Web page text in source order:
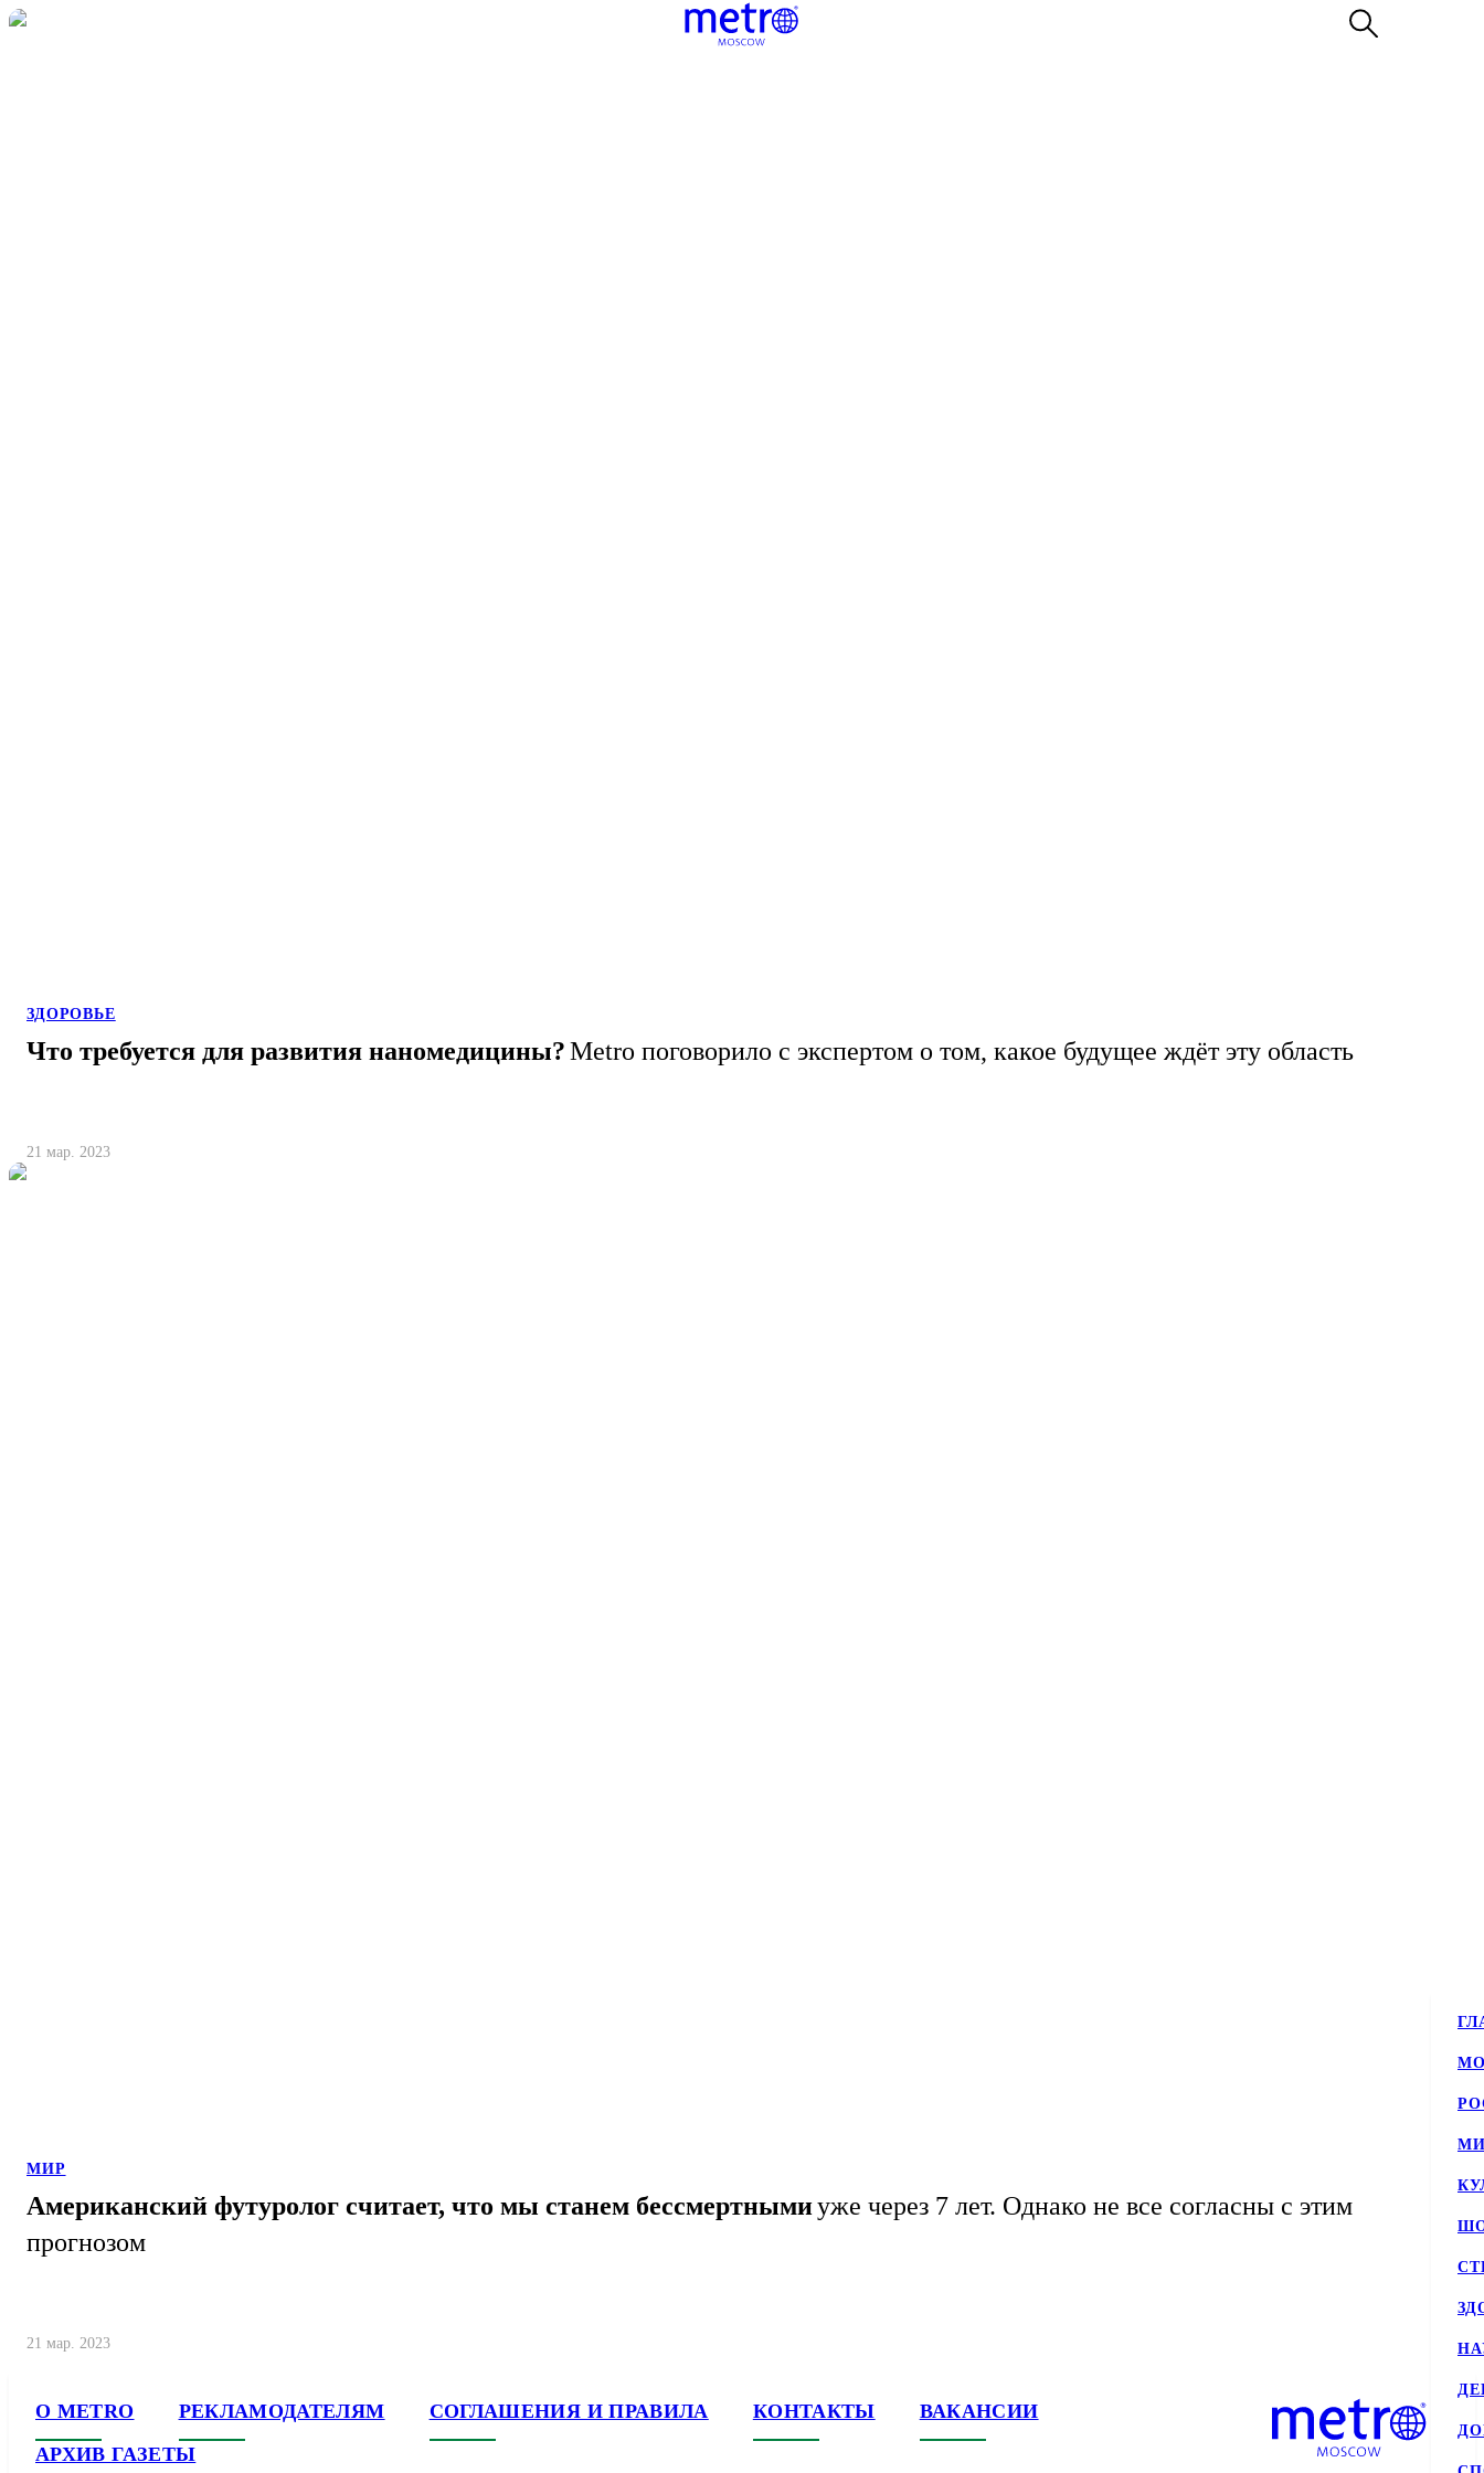
ЗДОРОВЬЕ
Что требуется для развития наномедицины?Metro поговорило с экспертом о том, какое будущее ждёт эту область
21 мар. 2023
МИР
Американский футуролог считает, что мы станем бессмертнымиуже через 7 лет. Однако не все согласны с этим
прогнозом
21 мар. 2023
О METRO РЕКЛАМОДАТЕЛЯМ СОГЛАШЕНИЯ И ПРАВИЛА КОНТАКТЫ
ВАКАНСИИ
АРХИВ ГАЗЕТЫ